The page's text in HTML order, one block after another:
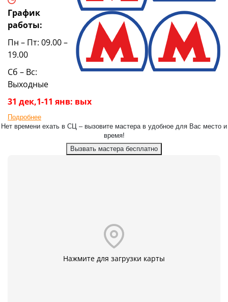
График
работы:
Пн – Пт: 09.00 –
19.00
Сб – Вс:
Выходные
31 дек,1-11 янв: вых
Подробнее
Нет времени ехать в СЦ – вызовите мастера в удобное для Вас место и
время!
Вызвать мастера бесплатно
Нажмите для загрузки карты